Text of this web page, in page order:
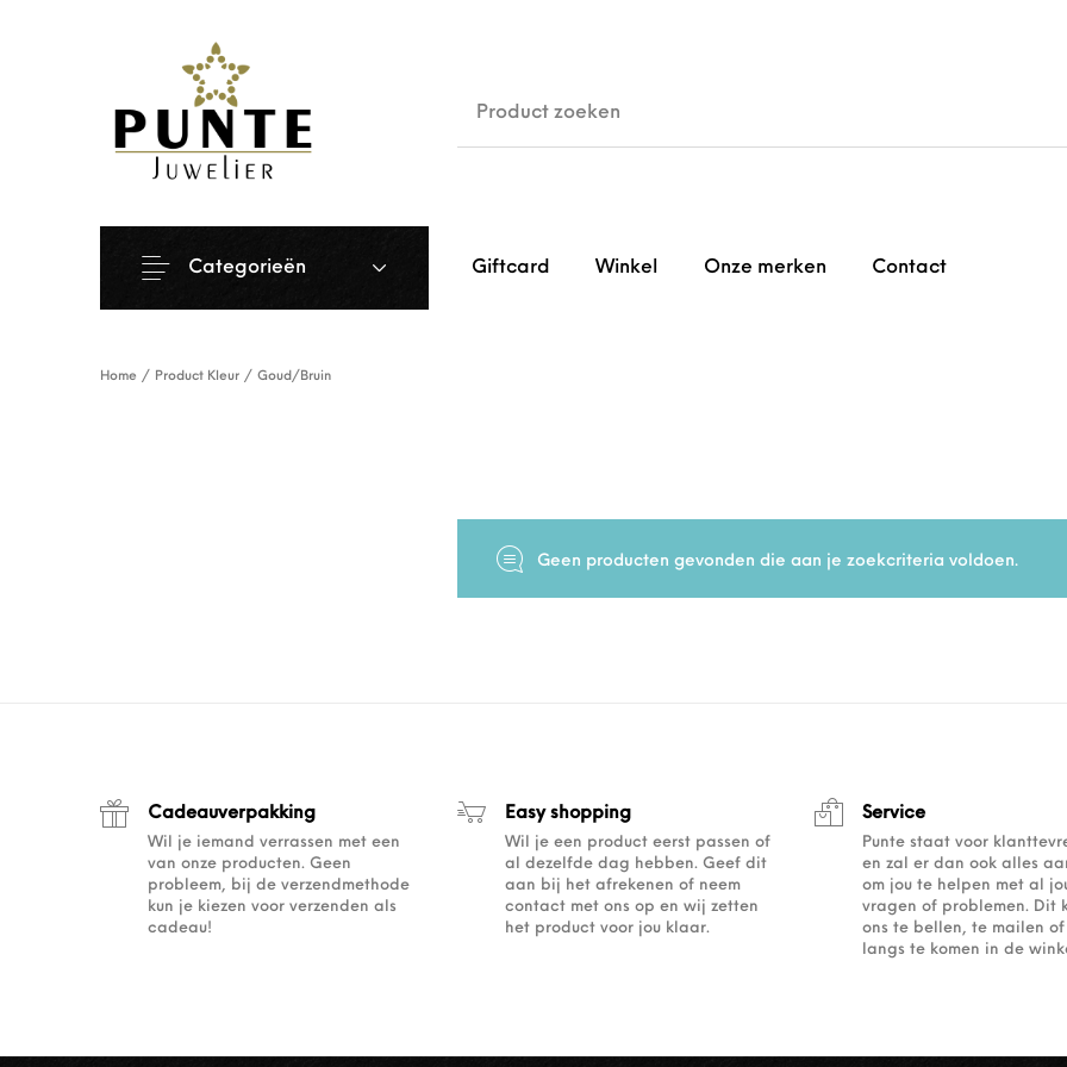
Giftcard Winkel Onze merken Contact
Categorieën
Home / Product Kleur / Goud/Bruin
Geen producten gevonden die aan je zoekcriteria voldoen.
Cadeauverpakking
Wil je iemand verrassen met een
van onze producten. Geen
probleem, bij de verzendmethode
kun je kiezen voor verzenden als
cadeau!
Easy shopping
Wil je een product eerst passen of
al dezelfde dag hebben. Geef dit
aan bij het afrekenen of neem
contact met ons op en wij zetten
het product voor jou klaar.
Service
Punte staat voor
en zal er dan ook alles
om jou te helpen met al
vragen of problemen. Dit
ons te bellen, te mailen of
langs te komen in de